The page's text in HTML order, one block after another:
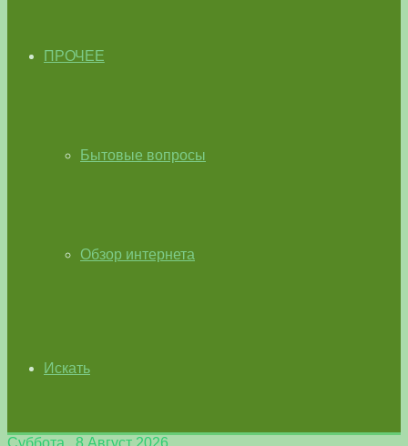
ПРОЧЕЕ
Бытовые вопросы
Обзор интернета
Искать
Суббота , 8 Август 2026